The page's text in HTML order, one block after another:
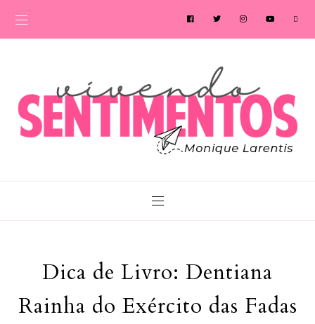
Dica de Livro: Dentiana
Rainha do Exército das Fadas